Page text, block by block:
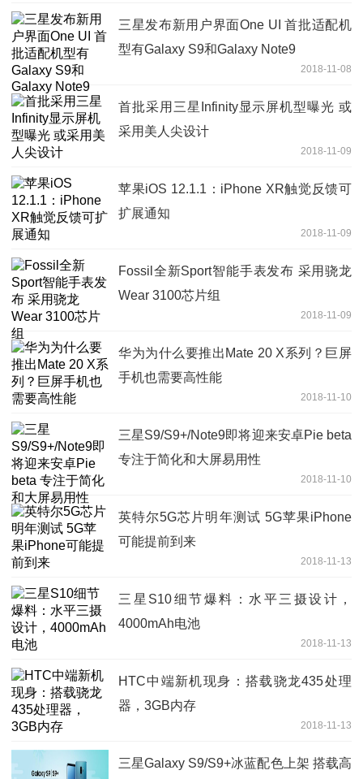
三星发布新用户界面One UI 首批适配机
型有Galaxy S9和Galaxy Note9
2018-11-08
首批采用三星Infinity显示屏机型曝光 或
采用美人尖设计
2018-11-09
苹果iOS 12.1.1：iPhone XR触觉反馈可
扩展通知
2018-11-09
Fossil全新Sport智能手表发布 采用骁龙
Wear 3100芯片组
2018-11-09
华为为什么要推出Mate 20 X系列？巨屏
手机也需要高性能
2018-11-10
三星S9/S9+/Note9即将迎来安卓Pie beta
专注于简化和大屏易用性
2018-11-10
英特尔5G芯片明年测试 5G苹果iPhone
可能提前到来
2018-11-13
三星S10细节爆料：水平三摄设计，
4000mAh电池
2018-11-13
HTC中端新机现身：搭载骁龙435处理
器，3GB内存
2018-11-13
三星Galaxy S9/S9+冰蓝配色上架 搭载高